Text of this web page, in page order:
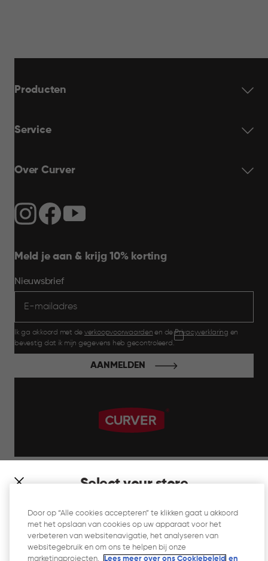
Select your store
which store would you like to shop?
Producten
Service
Over Curver
Meld je aan & krijg 10% korting
Nieuwsbrief
Ik ga akkoord met de verkoopvoorwaarden en dePrivacyverklaring en
bevestig dat ik mijn gegevens heb gecontroleerd.
AANMELDEN
Website Gebruiksvoorwaarden
Privacyverklaring
Door op “Alle cookies accepteren” te klikken gaat u akkoord
met het opslaan van cookies op uw apparaat voor het
verbeteren van websitenavigatie, het analyseren van
websitegebruik en om ons te helpen bij onze
marketingprojecten.
Lees meer over ons Cookiebeleid en